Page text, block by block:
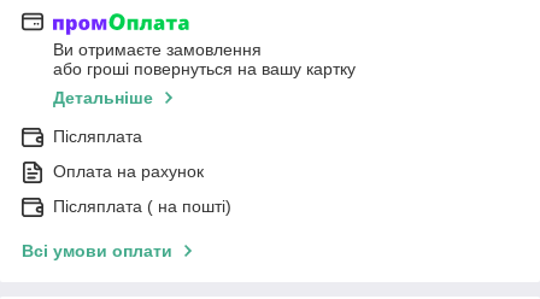
Ви отримаєте замовлення
або гроші повернуться на вашу картку
Детальніше
Післяплата
Оплата на рахунок
Післяплата ( на пошті)
Всі умови оплати